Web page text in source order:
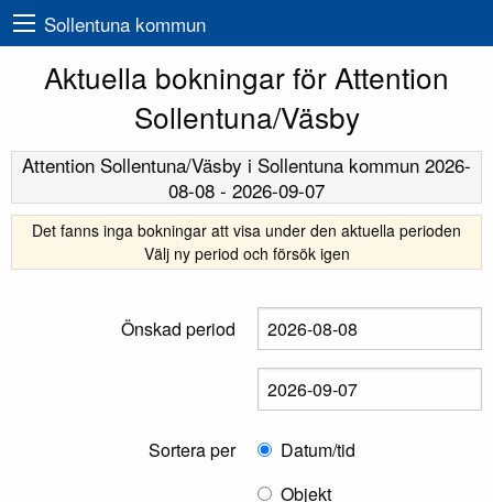
Sollentuna kommun
Aktuella bokningar för Attention
Sollentuna/Väsby
Attention Sollentuna/Väsby i Sollentuna kommun 2026-
08-08 - 2026-09-07
Det fanns inga bokningar att visa under den aktuella perioden
Välj ny period och försök igen
Önskad period
Sortera per
Datum/tid
Objekt